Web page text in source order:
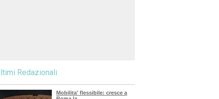
Redazionali
Mobilita' flessibile: cresce a